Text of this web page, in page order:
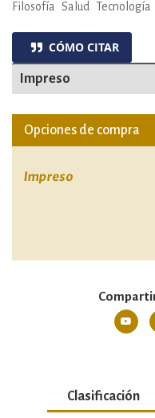
Filosofía Salud Tecnología
CÓMO CITAR
Impreso
Opciones de compra
Impreso
Clasificación